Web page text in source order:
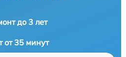
до 3 лет
от 35 минут